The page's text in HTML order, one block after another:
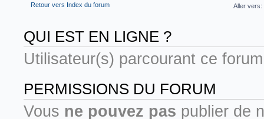
Retour vers Index du forum Aller vers:
QUI EST EN LIGNE ?
Utilisateur(s) parcourant ce
PERMISSIONS DU FORUM
Vous ne pouvez pas publier de